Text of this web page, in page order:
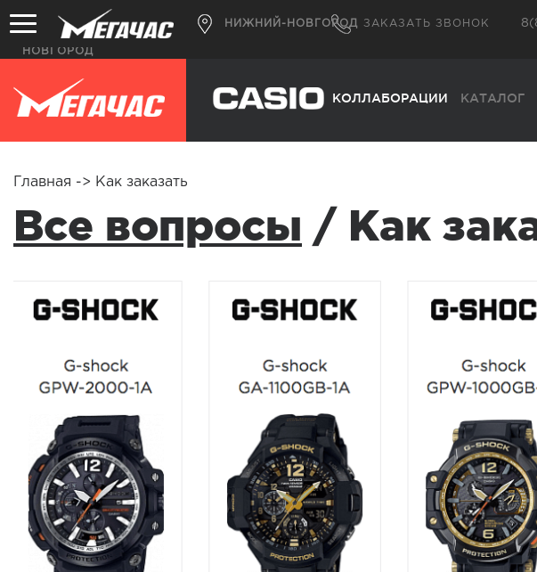
НИЖНИЙ-
НОВГОРОД
ЗАКАЗАТЬ ЗВОНОК 8(800)302-20-26 8(495)227-
КОЛЛАБОРАЦИИ КАТАЛОГ
НИЖНИЙ-НОВГОРОД ЗАКАЗАТЬ ЗВОНОК
Главная -> Как заказать
Все вопросы / Как